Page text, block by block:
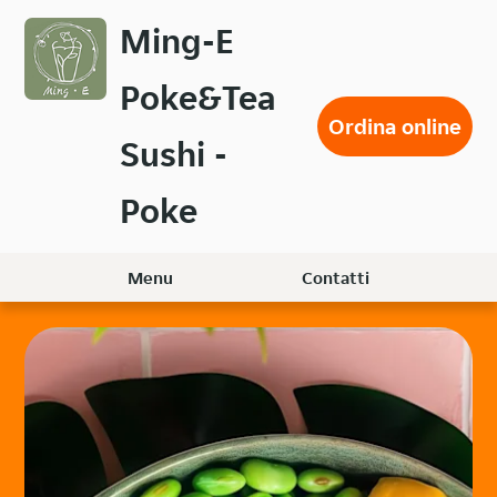
Passa
contenuto
principale
Ming-E
Poke&Tea
Sushi -
Poke
Ordina online
Menu Contatti